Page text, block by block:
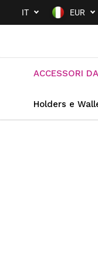
SALTA AL
CONTENUTO
IT EUR
ACCESSORI
Holders e